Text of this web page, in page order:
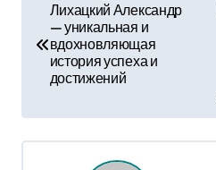
и
г
Лихацкий Александр
— уникальная и
вдохновляющая
история успеха и
достижений